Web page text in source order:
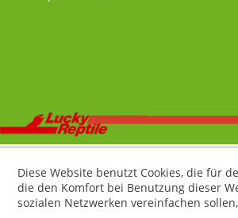
Diese Website benutzt Cookies, die für
die den Komfort bei Benutzung dieser
sozialen Netzwerken vereinfachen